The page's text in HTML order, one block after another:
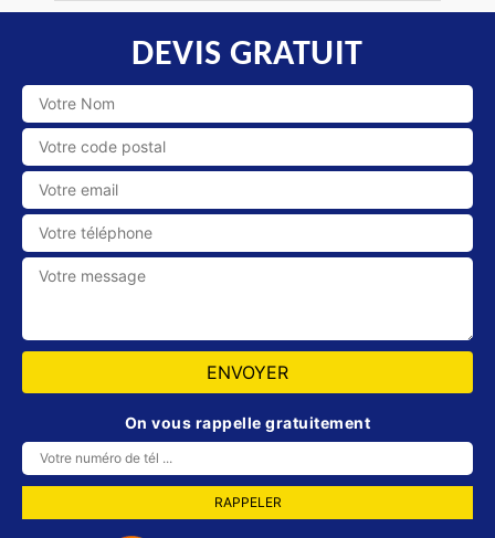
DEVIS GRATUIT
On vous rappelle gratuitement